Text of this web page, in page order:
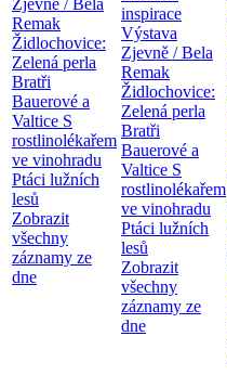
Remak
Židlochovice:
Zelená perla
Bratři
Bauerové a
Valtice S
rostlinolékařem
ve vinohradu
Ptáci lužních
lesů
Zobrazit
všechny
záznamy ze
dne
inspirace
Výstava
Zjevně / Bela
Remak
Židlochovice:
Zelená perla
Bratři
Bauerové a
Valtice S
rostlinolékařem
ve vinohradu
Ptáci lužních
lesů
Zobrazit
všechny
záznamy ze
dne